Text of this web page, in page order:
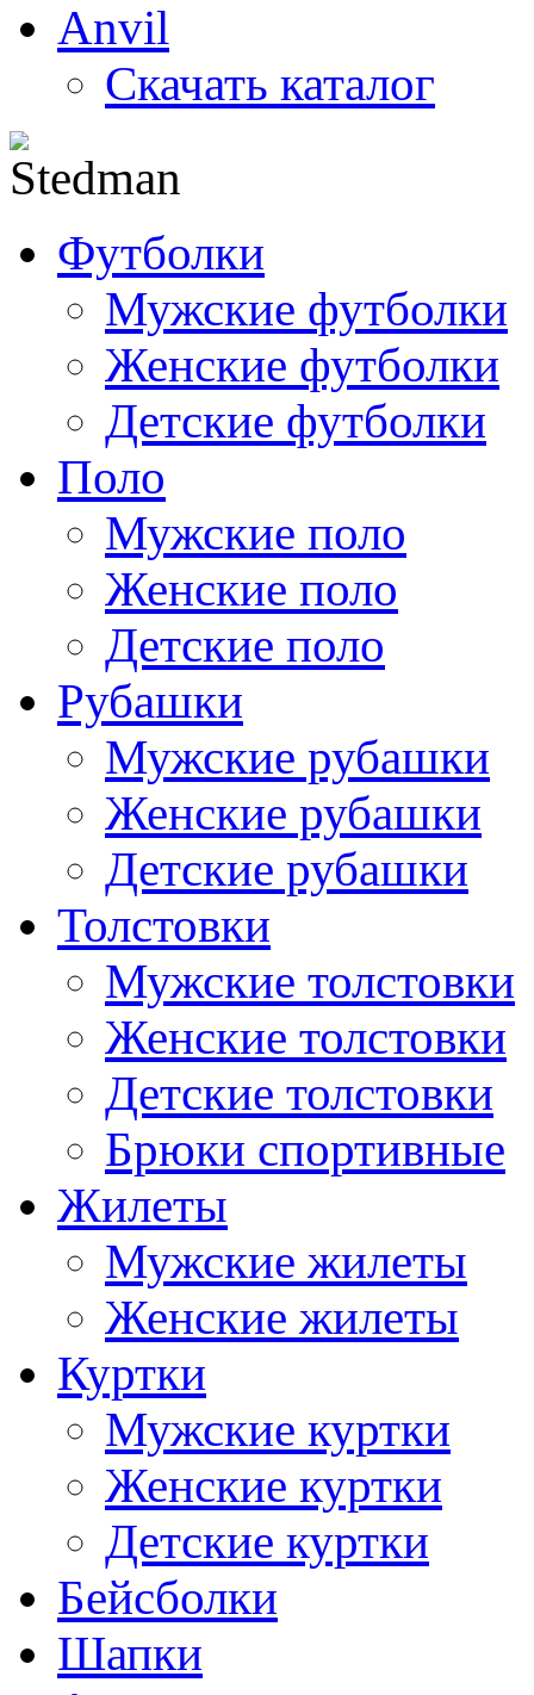
Anvil
Скачать каталог
Футболки
Мужские футболки
Женские футболки
Детские футболки
Поло
Мужские поло
Женские поло
Детские поло
Рубашки
Мужские рубашки
Женские рубашки
Детские рубашки
Толстовки
Мужские толстовки
Женские толстовки
Детские толстовки
Брюки спортивные
Жилеты
Мужские жилеты
Женские жилеты
Куртки
Мужские куртки
Женские куртки
Детские куртки
Бейсболки
Шапки